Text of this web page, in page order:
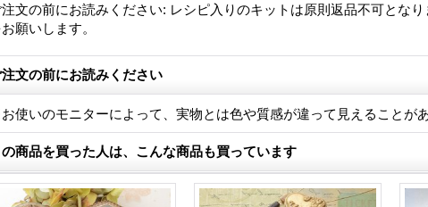
注文の前にお読みください: レシピ入りのキットは原則返品不可とな
願いします。
注文の前にお読みください
使いのモニターによって、実物とは色や質感が違って見えることがあ
の商品を買った人は、こんな商品も買っています